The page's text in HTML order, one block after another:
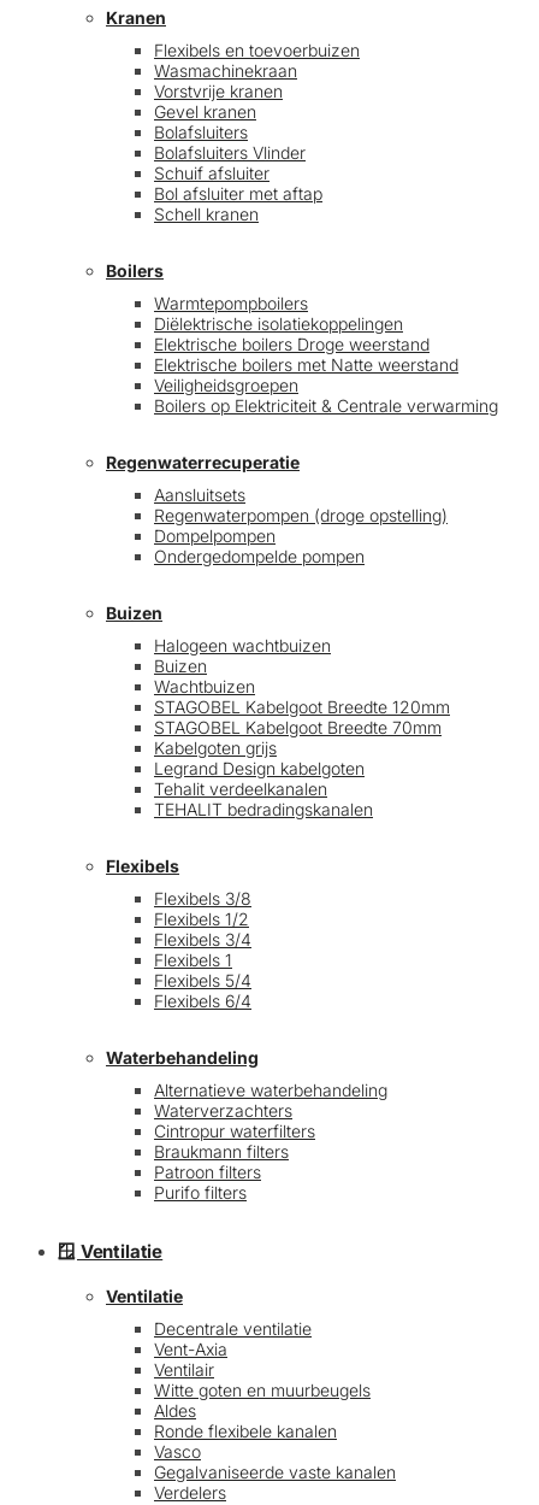
Kranen
Flexibels en toevoerbuizen
Wasmachinekraan
Vorstvrije kranen
Gevel kranen
Bolafsluiters
Bolafsluiters Vlinder
Schuif afsluiter
Bol afsluiter met aftap
Schell kranen
Boilers
Warmtepompboilers
Diëlektrische isolatiekoppelingen
Elektrische boilers Droge weerstand
Elektrische boilers met Natte weerstand
Veiligheidsgroepen
Boilers op Elektriciteit & Centrale verwarming
Regenwaterrecuperatie
Aansluitsets
Regenwaterpompen (droge opstelling)
Dompelpompen
Ondergedompelde pompen
Buizen
Halogeen wachtbuizen
Buizen
Wachtbuizen
STAGOBEL Kabelgoot Breedte 120mm
STAGOBEL Kabelgoot Breedte 70mm
Kabelgoten grijs
Legrand Design kabelgoten
Tehalit verdeelkanalen
TEHALIT bedradingskanalen
Flexibels
Flexibels 3/8
Flexibels 1/2
Flexibels 3/4
Flexibels 1
Flexibels 5/4
Flexibels 6/4
Waterbehandeling
Alternatieve waterbehandeling
Waterverzachters
Cintropur waterfilters
Braukmann filters
Patroon filters
Purifo filters
🪟 Ventilatie
Ventilatie
Decentrale ventilatie
Vent-Axia
Ventilair
Witte goten en muurbeugels
Aldes
Ronde flexibele kanalen
Vasco
Gegalvaniseerde vaste kanalen
Verdelers